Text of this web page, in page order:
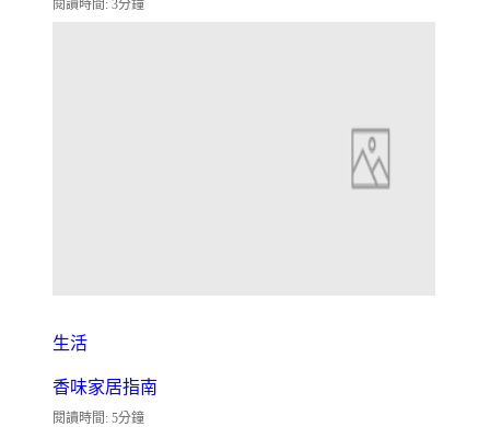
閱讀時間: 3分鐘
生活
香味家居指南
閱讀時間: 5分鐘